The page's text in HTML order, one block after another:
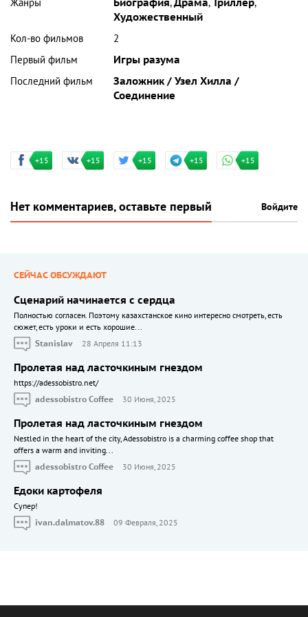
Жанры Биография,Драма, Триллер,
Художественный
Кол-во фильмов
2
Первый фильм
Игры разума
Последний фильм
Заложник / Узел Хилла /
Соединение
+15 +15 +15 +15 +15
Нет комментариев, оставьте первый Войдите
СЕЙЧАС ОБСУЖДАЮТ
Сценарий начинается с сердца
Полностью согласен. Поэтому казахстанское кино интересно смотреть, есть
сюжет, есть уроки и есть хорошие...
Stanislav
28 Апреля 11:13
Пролетая над ласточкиным гнездом
https://adessobistro.net/
adessobistro Coffee
30 Июня, 2025
Пролетая над ласточкиным гнездом
Nestled in the heart of the city, Adessobistro is a charming coffee shop that
offers a warm and inviting...
adessobistro Coffee
30 Июня, 2025
Едоки картофеля
Cупер!
ivan.dalmatov.88
09 Февраля, 2025